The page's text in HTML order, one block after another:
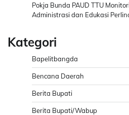
Pokja Bunda PAUD TTU
Administrasi dan Edukasi
Kategori
Bapelitbangda
Bencana Daerah
Berita Bupati
Berita Bupati/Wabup